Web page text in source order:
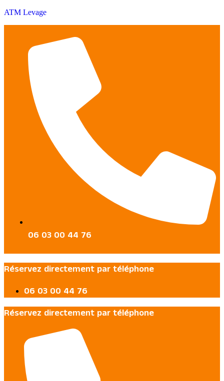
ATM Levage
06 03 00 44 76
Réservez directement par téléphone
06 03 00 44 76
Réservez directement par téléphone